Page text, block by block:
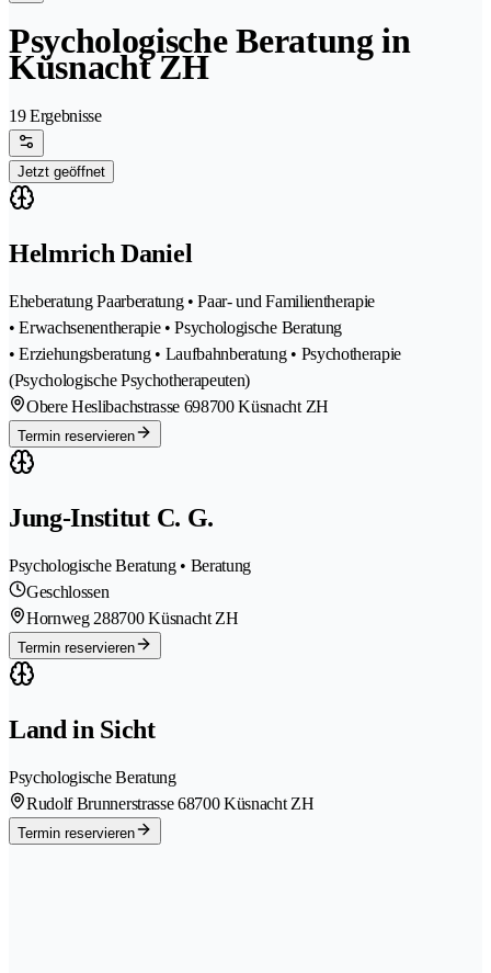
Psychologische Beratung in
Küsnacht ZH
19 Ergebnisse
Jetzt geöffnet
Helmrich Daniel
Eheberatung Paarberatung • Paar- und Familientherapie
• Erwachsenentherapie • Psychologische Beratung
• Erziehungsberatung • Laufbahnberatung • Psychotherapie
(Psychologische Psychotherapeuten)
Obere Heslibachstrasse 698700 Küsnacht ZH
Termin reservieren
Jung-Institut C. G.
Psychologische Beratung • Beratung
Geschlossen
Hornweg 288700 Küsnacht ZH
Termin reservieren
Land in Sicht
Psychologische Beratung
Rudolf Brunnerstrasse 68700 Küsnacht ZH
Termin reservieren